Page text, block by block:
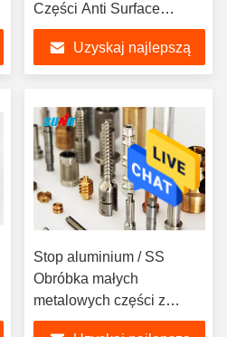
Części Anti Surface
Surface Treatment
Uzyskaj najlepszą
Stop aluminium / SS
Obróbka małych
metalowych części z
chromowaną